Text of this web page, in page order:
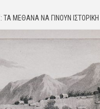
ΤΑ ΜΈΘΑΝΑ ΝΑ ΓΊΝΟΥΝ